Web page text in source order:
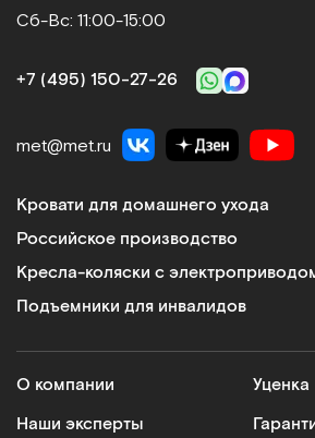
Сб-Вс: 11:00-15:00
+7 (495) 150‑27‑26
met@met.ru
Кровати для домашнего ухода
Российское производство
Кресла-коляски с
Подъемники для инвалидов
О компании
Наши эксперты
Уценка